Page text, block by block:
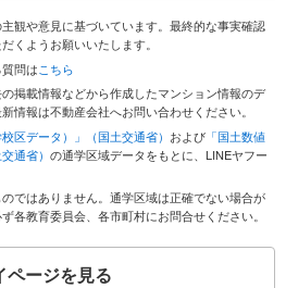
観や意見に基づいています。最終的な事実確認
くようお願いいたします。
問はこちら
掲載情報などから作成したマンション情報のデ
情報は不動産会社へお問い合わせください。
区データ）」（国土交通省） および 「国土数値
通省） の通学区域データをもとに、LINEヤフー
ではありません。通学区域は正確でない場合が
各教育委員会、各市町村にお問合せください。
ページを見る